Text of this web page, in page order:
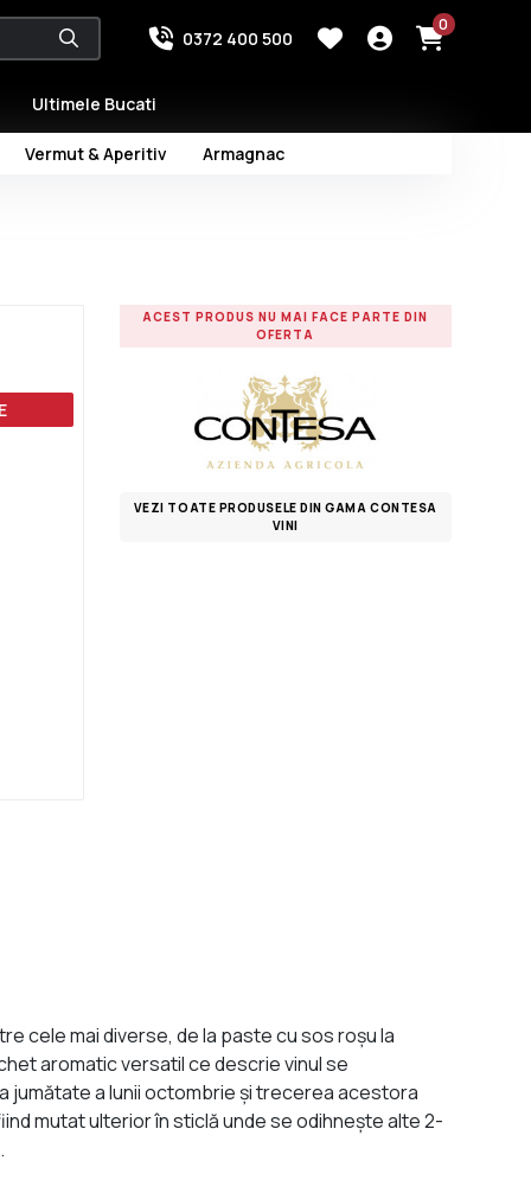
0372 400 500
0
Vermut & Aperitiv Armagnac
Ultimele Bucati
ACEST PRODUS NU MAI FACE PARTE DIN
OFERTA
VEZI TOATE PRODUSELE DIN GAMA CONTESA
VINI
cele mai diverse, de la paste cu sos roșu la
aromatic versatil ce descrie vinul se
jumătate a lunii octombrie şi trecerea acestora
mutat ulterior în sticlă unde se odihneşte alte 2-